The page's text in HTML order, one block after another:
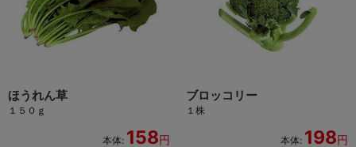
ほうれん草
１５０ｇ
本体: 158円
ブロッコリー
１株
本体: 198円